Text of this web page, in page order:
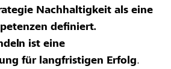
Nachhaltigkeit als eine
definiert.
ist eine
für langfristigen Erfolg.